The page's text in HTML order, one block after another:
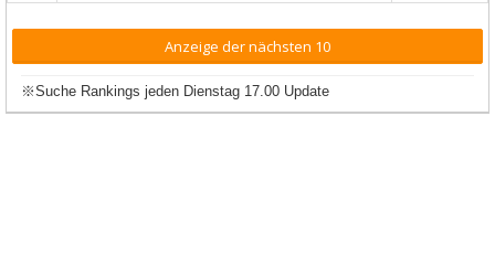
Anzeige der nächsten 10
※Suche Rankings jeden Dienstag 17.00 Update